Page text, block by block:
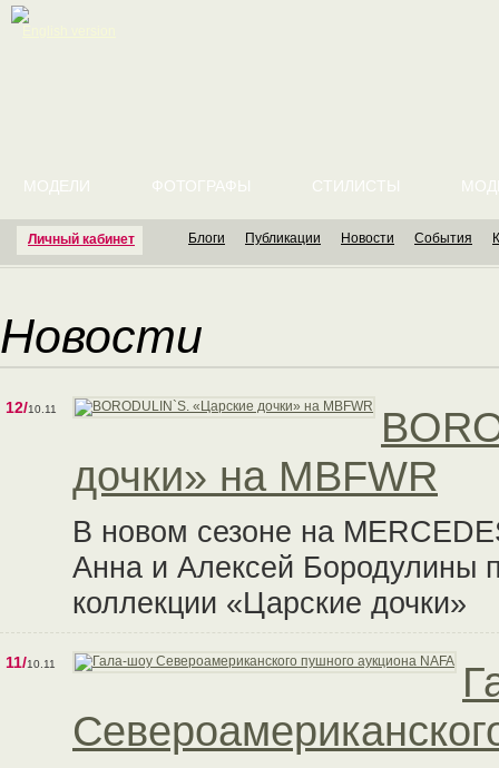
Личный кабинет
МОДЕЛИ ФОТОГРАФЫ СТИЛИСТЫ
Блоги Публикации Новости События
Новости
12/10.11
дочки» на MBFWR
В новом сезоне на
Анна и Алексей Бородулины
коллекции «Царские дочки»
11/10.11